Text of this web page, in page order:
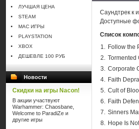
ЛУЧШАЯ ЦЕНА
STEAM
MAC ИГРЫ
PLAYSTATION
XBOX
ДЕШЕВЛЕ 100 РУБ
Новости
Скидки на игры Nacon!
В акции участвуют
Warhammer: Chaosbane,
Welcome to ParadiZe и
другие игры
Саундтрек к
Доступные
Список
Follow the
Tormented
Corporate
Faith
Cult of
Faith
Sinners
Hope Is